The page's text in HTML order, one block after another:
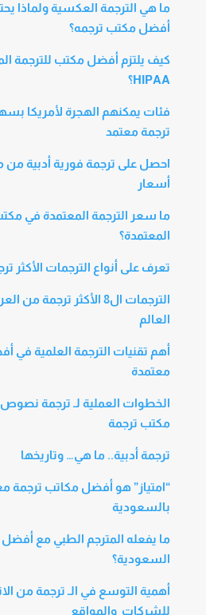
ما هي الترجمة العكسية ولماذا
أفضل مكتب ترجمه؟
كيف يلتزم أفضل مكتب للترجمة
HIPAA؟
فئات يمكنهم الهجرة لأمريكا
ترجمة معتمد
احصل على ترجمة فورية أدبية من
أسعار
ما سعر الترجمة المعتمدة في مكتب
المعتمدة؟
تعرف على أنواع الترجمات الأكثر
الترجمات ال8 الأكثر ترجمة
العالم
أهم تقنيات الترجمة العلمية في
معتمدة
الخطوات العملية لـ ترجمة
مكتب ترجمة
ترجمة أدبية.. ما هي… وتاريخها
“امتياز” هو أفضل مكاتب ترجمة
بالسعودية
ما يفعله المترجم الطبي مع
السعودية؟
أهمية التوسع في الـ ترجمة من
للشركات والمواقع